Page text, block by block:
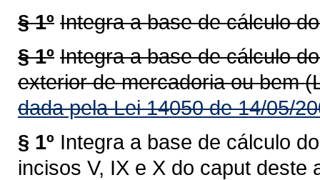
§ 1º Integra a base de cálculo
§ 1º Integra a base de cálculo
exterior de mercadoria ou bem
dada pela Lei 14050 de 14/05/
§ 1º Integra a base de cálculo
incisos V, IX e X do caput